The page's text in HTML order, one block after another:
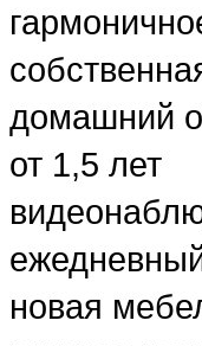
домашний
от 1,5 лет
новая